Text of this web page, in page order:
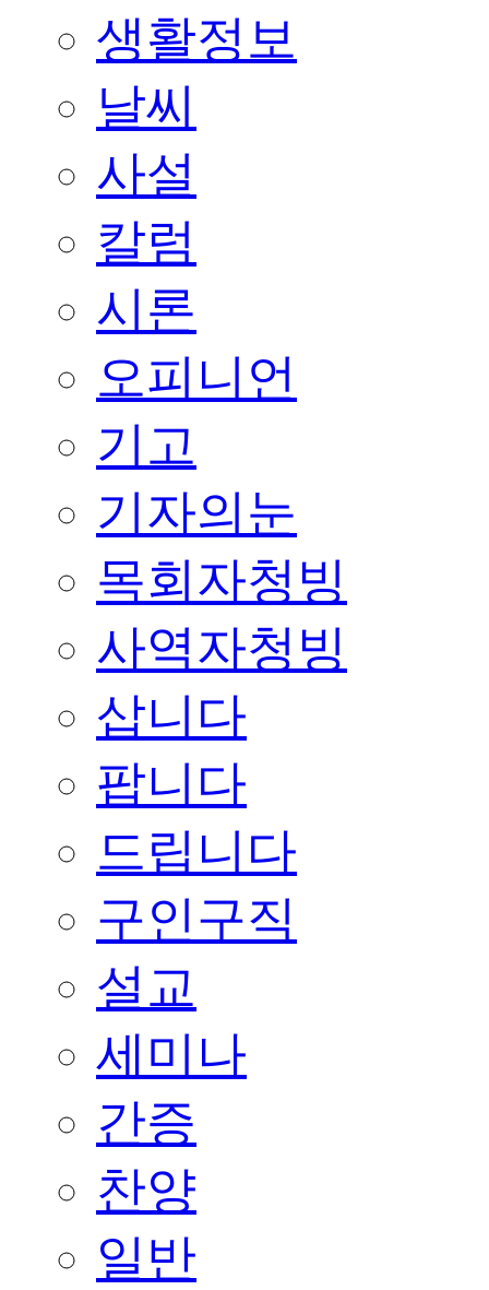
생활정보
날씨
사설
칼럼
시론
오피니언
기고
기자의눈
목회자청빙
사역자청빙
삽니다
팝니다
드립니다
구인구직
설교
세미나
간증
찬양
일반